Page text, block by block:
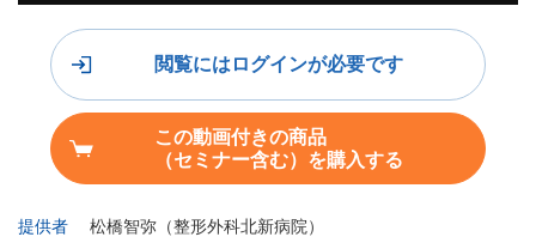
提供者
松橋智弥（整形外科北新病院）
閲覧にはログインが必要です
この動画付きの商品
（セミナー含む）を購入する